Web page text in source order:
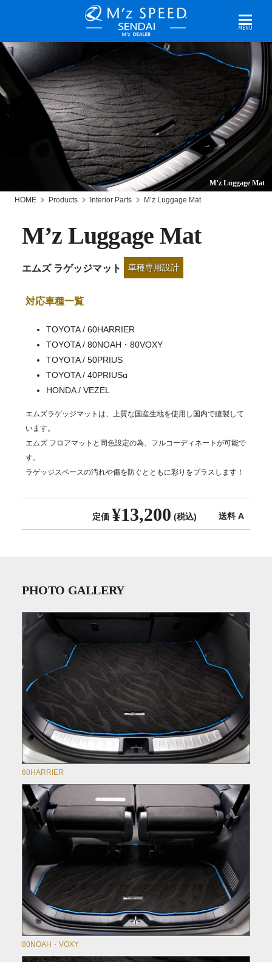
MENU
M’z Luggage Mat
HOME
Products Interior Parts M’z Luggage Mat
M’z Luggage Mat
エムズ ラゲッジマット 車種専用設計
対応車種一覧
TOYOTA / 60HARRIER
TOYOTA / 80NOAH・80VOXY
TOYOTA / 50PRIUS
TOYOTA / 40PRIUSα
HONDA / VEZEL
エムズラゲッジマットは、上質な国産生地を使用し国内で縫製して
います。
エムズ フロアマットと同色設定の為、フルコーディネートが可能で
す。
ラゲッジスペースの汚れや傷を防ぐとともに彩りをプラスします！
定価 ¥13,200 (税込) 送料 A
PHOTO GALLERY
60HARRIER
80NOAH・VOXY